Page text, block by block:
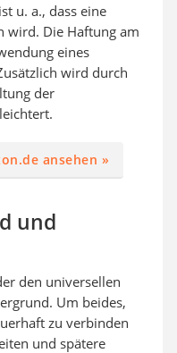
ist u. a., dass eine
wird. Die Haftung am
eines
wird durch
der
ansehen »
und
den universellen
Um beides,
zu verbinden
und spätere